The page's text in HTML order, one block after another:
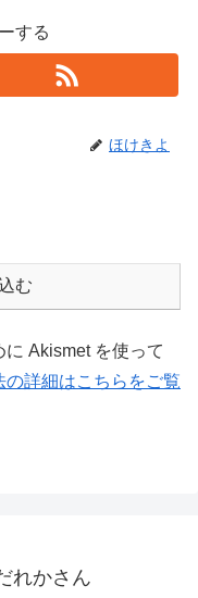
する
ほけきよ
む
Akismet を使って
詳細はこちらをご覧
れかさん